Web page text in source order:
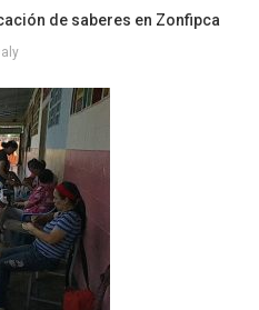
de saberes en Zonfipca